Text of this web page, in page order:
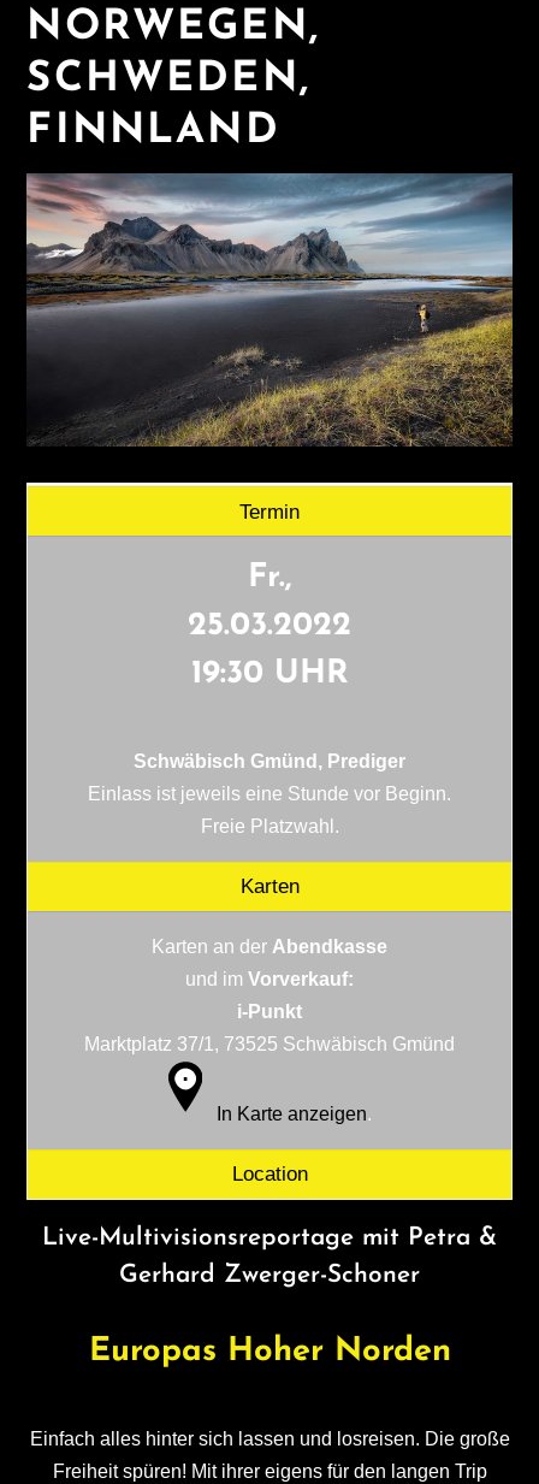
NORWEGEN,
SCHWEDEN,
FINNLAND
Termin
Fr.,
25.03.2022
19:30 UHR
Schwäbisch Gmünd, Prediger
Einlass ist jeweils eine Stunde vor Beginn.
Freie Platzwahl.
Karten
Karten an der Abendkasse
und im Vorverkauf:
i-Punkt
Marktplatz 37/1, 73525 Schwäbisch Gmünd
In Karte anzeigen.
Location
Live-Multivisionsreportage mit Petra &
Gerhard Zwerger-Schoner
Europas Hoher Norden
Einfach alles hinter sich lassen und losreisen. Die große
Freiheit spüren! Mit ihrer eigens für den langen Trip